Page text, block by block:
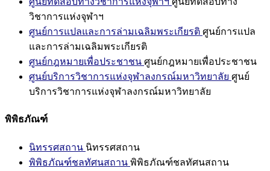
วิชาการแห่งจุฬาฯ
ศูนย์การแปลและการล่ามเฉลิมพระเกียรติ ศูนย์การแปล
และการล่ามเฉลิมพระเกียรติ
ศูนย์กฎหมายเพื่อประชาชน ศูนย์กฎหมายเพื่อประชาชน
ศูนย์บริการวิชาการแห่งจุฬาลงกรณ์มหาวิทยาลัย ศูนย์
บริการวิชาการแห่งจุฬาลงกรณ์มหาวิทยาลัย
พิพิธภัณฑ์
นิทรรศสถาน นิทรรศสถาน
พิพิธภัณฑ์ชลทัศนสถาน พิพิธภัณฑ์ชลทัศนสถาน